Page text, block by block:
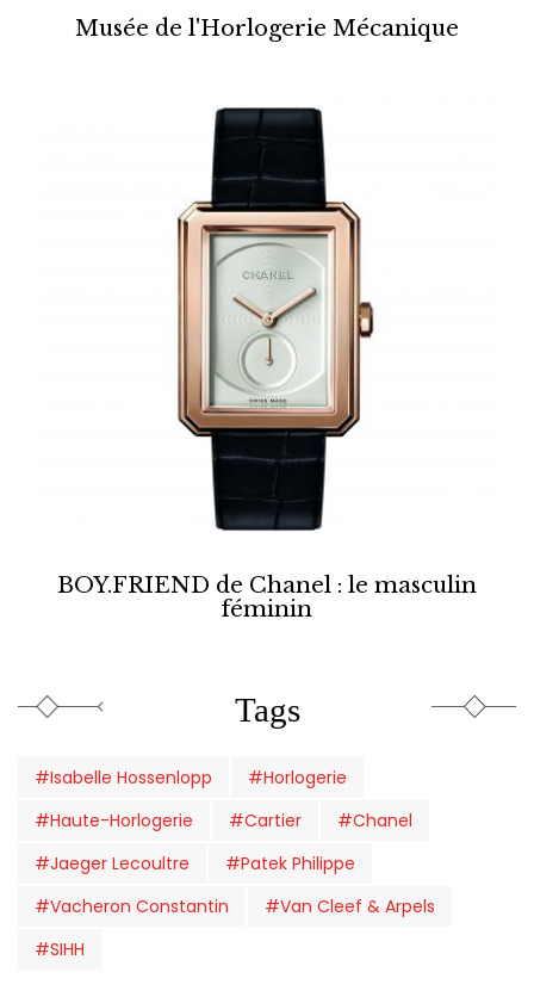
Musée de l'Horlogerie Mécanique
BOY.FRIEND de Chanel : le masculin
féminin
Tags
#Isabelle Hossenlopp
#Horlogerie
#Haute-Horlogerie
#Cartier
#Chanel
#Jaeger Lecoultre
#Patek Philippe
#Vacheron Constantin
#Van Cleef & Arpels
#SIHH